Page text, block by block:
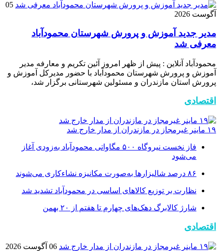
05
آگوست 2026
مدیر جدید آموزش و پرورش شهرستان محمودآباد
معرفی شد
محمودآباد آنلاین : پیش از ظهر امروز آئین تکریم و معارفه مدیر
آموزش و پرورش شهرستان محمودآباد با حضور مدیرکل آموزش و
پرورش استان مازندران و مسئولین شهرستانی برگزار شد،
اقتصادی
۱۹ ماینر غیرمجاز در مازندران از مدار خارج شد
فاز نخست نیروگاه ۵۰۰ مگاواتی محمودآباد به‌زودی آغاز
می‌شود
۸۶ درصد شالیزارها به‌صورت مکانیزه نشاءکاری می‌شوند
نظارت بر توزیع کالا‌های اساسی در محمودآباد تشدید شد
شارژ کالابرگ دهک‌های چهارم تا هفتم از ۲۰ بهمن
اقتصادی
06 آگوست 2026